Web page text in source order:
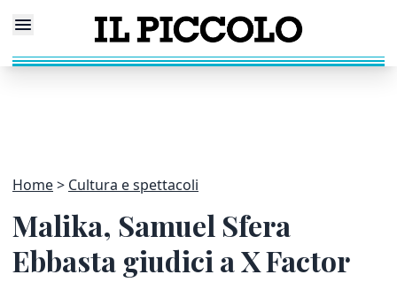
Home Cultura e spettacoli
Malika, Samuel Sfera
Ebbasta giudici a X Factor